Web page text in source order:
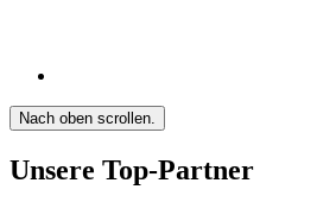
Nach oben scrollen.
Unsere Top-Partner